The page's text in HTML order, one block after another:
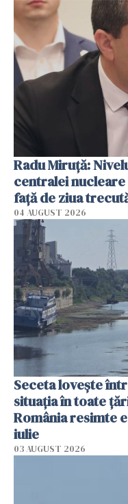
Radu Miruţă:
centralei nucleare
faţă de ziua
04 AUGUST 2026
Seceta lovește
situația în toate
România resimte
iulie
03 AUGUST 2026